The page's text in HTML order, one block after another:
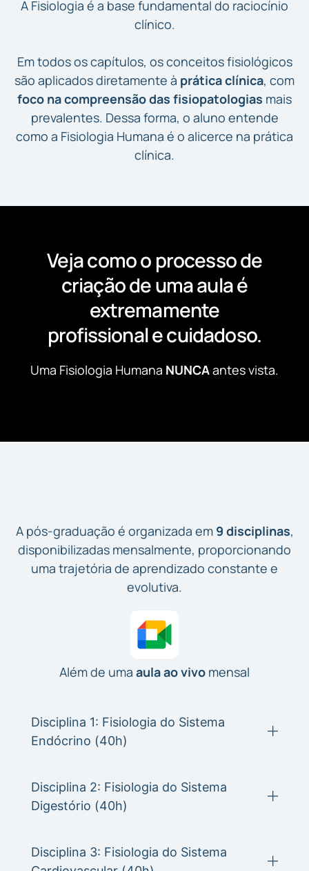
A Fisiologia é a base fundamental do raciocínio
clínico.
Em todos os capítulos, os conceitos fisiológicos
são aplicados diretamente à prática clínica, com
foco na compreensão das fisiopatologias mais
prevalentes. Dessa forma, o aluno entende
como a Fisiologia Humana é o alicerce na prática
clínica.
Veja como o processo de
criação de uma aula é
extremamente
profissional e cuidadoso.
Uma Fisiologia Humana NUNCAantes vista.
A pós-graduação é organizada em 9 disciplinas,
disponibilizadas mensalmente, proporcionando
uma trajetória de aprendizado constante e
evolutiva.
Além de uma aula ao vivo mensal
Disciplina 1: Fisiologia do Sistema
Endócrino (40h)
Disciplina 2: Fisiologia do Sistema
Digestório (40h)
Disciplina 3: Fisiologia do Sistema